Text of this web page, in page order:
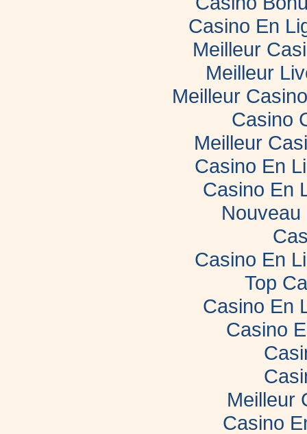
Casino En
Meilleur
Meilleur
Meilleur
Casino
Meilleur
Casino En
Casino En
Casino En
Top
Casino En
Casino
Meilleur
Casino